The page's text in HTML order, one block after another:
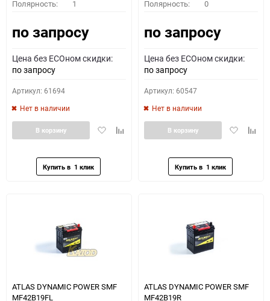
Полярность: 1
по запросу
Цена без ECOном скидки:
по запросу
Артикул: 61694
Нет в наличии
ДобавитьДобавить
В корзину
Полярность: 0
по запросу
Цена без ECOном скидки:
по запросу
Артикул: 60547
Нет в наличии
Добавить
В корзину
ATLAS DYNAMIC POWER SMF
MF42B19FL
ATLAS DYNAMIC POWER SMF
MF42B19R